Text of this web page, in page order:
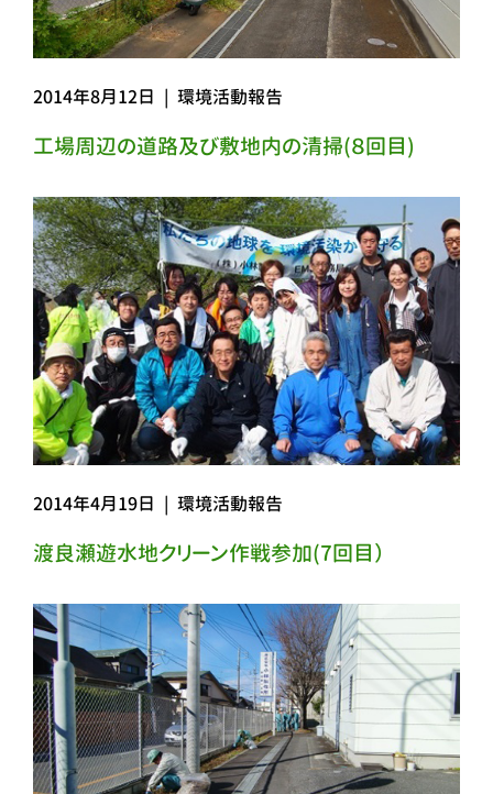
2014年8月12日 | 環境活動報告
工場周辺の道路及び敷地内の清掃(８回目)
2014年4月19日 | 環境活動報告
渡良瀬遊水地クリーン作戦参加(7回目）